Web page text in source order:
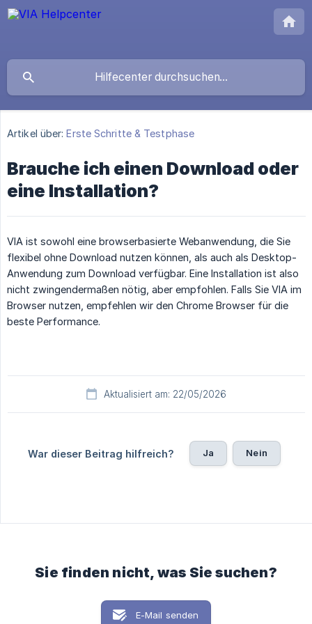
Artikel über: Erste Schritte & Testphase
Brauche ich einen Download oder
eine Installation?
VIA ist sowohl eine browserbasierte Webanwendung, die Sie
flexibel ohne Download nutzen können, als auch als Desktop-
Anwendung zum Download verfügbar. Eine Installation ist also
nicht zwingendermaßen nötig, aber empfohlen. Falls Sie VIA im
Browser nutzen, empfehlen wir den Chrome Browser für die
beste Performance.
Aktualisiert am: 22/05/2026
War dieser Beitrag hilfreich? Ja Nein
Sie finden nicht, was Sie suchen?
E-Mail senden